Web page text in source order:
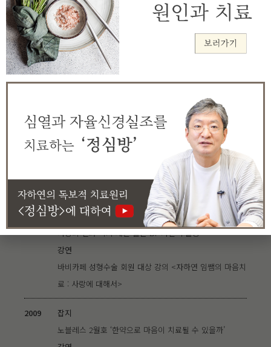
2010
강의
경희대학교 한의과대학 전공선택 강의
<한의 소통론 ‘환자와 의사와의 관계’>
방송
SBS 생방송 출발모닝와이드 ‘폭식증’ 인터뷰
MBC 소통 한글로 통하다 실험 ‘언어 폭력이 행동으로 이
어질 수 있다.’
한방건강TV 한방건강매거진 365일 ‘화병’편 출연
메종 ‘스트레스 아웃’
에스콰이어 ‘우울하지 않은 우울증이 무서워’
퀸 ‘한방 해독 프로그램’
사랑의 전화 복지 재단 월간 BI ‘가면 우울증’
강연
바비카페 성형수술 회원 대상 강의 <자하연 임쌤의 마음치
료 : 사랑에 대해서>
2009
잡지
노블레스 2월호 ‘한약으로 마음이 치료될 수 있을까’